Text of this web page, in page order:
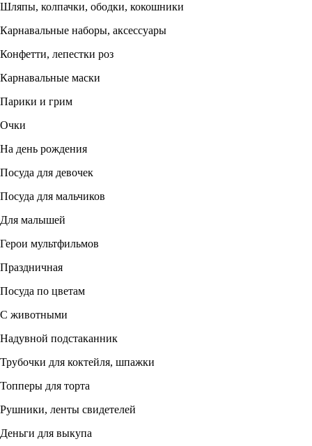
Шляпы, колпачки, ободки, кокошники
Карнавальные наборы, аксессуары
Конфетти, лепестки роз
Карнавальные маски
Парики и грим
Очки
На день рождения
Посуда для девочек
Посуда для мальчиков
Для малышей
Герои мультфильмов
Праздничная
Посуда по цветам
С животными
Надувной подстаканник
Трубочки для коктейля, шпажки
Топперы для торта
Рушники, ленты свидетелей
Деньги для выкупа